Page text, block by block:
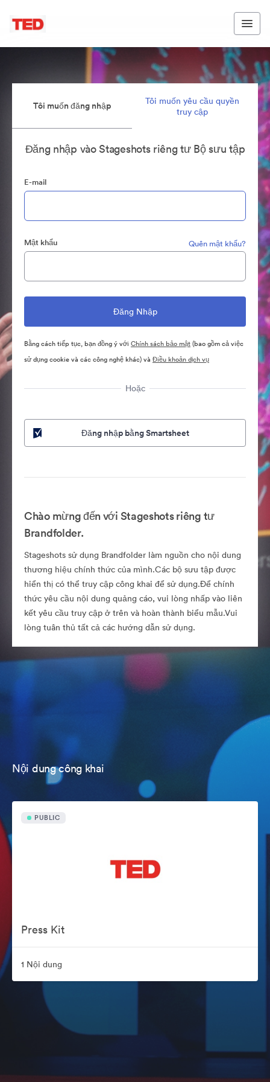
Tôi muốn đăng nhập
Tôi muốn yêu cầu quyền
truy cập
Đăng nhập vào Stageshots riêng tư Bộ sưu tập
E-mail
Mật khẩu Quên mật khẩu?
Bằng cách tiếp tục, bạn đồng ý với Chính sách bảo mật(bao gồm cả việc
sử dụng cookie và các công nghệ khác) và Điều khoản dịch vụ
Hoặc
Đăng nhập bằng Smartsheet
Chào mừng đến với Stageshots riêng tư
Brandfolder.
Stageshots sử dụng Brandfolder làm nguồn cho nội dung
thương hiệu chính thức của mình.Các bộ sưu tập được
hiển thị có thể truy cập công khai để sử dụng.Để chính
thức yêu cầu nội dung quảng cáo, vui lòng nhấp vào liên
kết yêu cầu truy cập ở trên và hoàn thành biểu mẫu.Vui
lòng tuân thủ tất cả các hướng dẫn sử dụng.
Nội dung công khai
PUBLIC
Press Kit
1 Nội dung